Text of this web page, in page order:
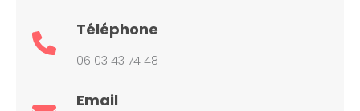
Téléphone
06 03 43 74 48
Email